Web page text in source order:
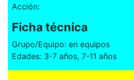
Acción:
Ficha técnica
Grupo/Equipo: en equipos
Edades: 3-7 años, 7-11 años